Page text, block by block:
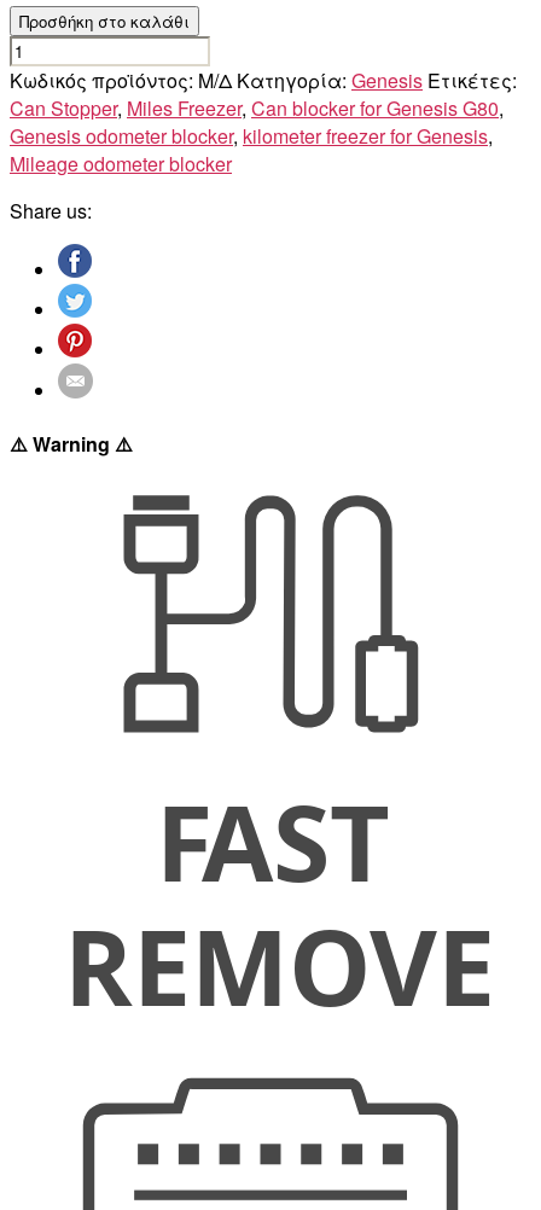
Προσθήκη στο καλάθι
Genesis
G80
ποσότητα
Κωδικός προϊόντος: Μ/Δ Κατηγορία: Genesis Ετικέτες:
Can Stopper, Miles Freezer, Can blocker for Genesis G80,
Genesis odometer blocker, kilometer freezer for Genesis,
Mileage odometer blocker
Share us:
⚠️ Warning ⚠️